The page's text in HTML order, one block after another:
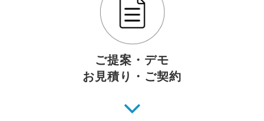
ご提案・デモ
お見積り・ご契約